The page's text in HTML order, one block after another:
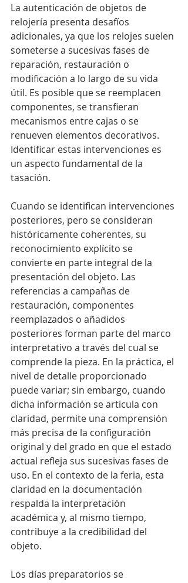
La autenticación de objetos de
relojería presenta desafíos
adicionales, ya que los relojes suelen
someterse a sucesivas fases de
reparación, restauración o
modificación a lo largo de su vida
útil. Es posible que se reemplacen
componentes, se transfieran
mecanismos entre cajas o se
renueven elementos decorativos.
Identificar estas intervenciones es
un aspecto fundamental de la
tasación.
Cuando se identifican intervenciones
posteriores, pero se consideran
históricamente coherentes, su
reconocimiento explícito se
convierte en parte integral de la
presentación del objeto. Las
referencias a campañas de
restauración, componentes
reemplazados o añadidos
posteriores forman parte del marco
interpretativo a través del cual se
comprende la pieza. En la práctica, el
nivel de detalle proporcionado
puede variar; sin embargo, cuando
dicha información se articula con
claridad, permite una comprensión
más precisa de la configuración
original y del grado en que el estado
actual refleja sus sucesivas fases de
uso. En el contexto de la feria, esta
claridad en la documentación
respalda la interpretación
académica y, al mismo tiempo,
contribuye a la credibilidad del
objeto.
Los días preparatorios se